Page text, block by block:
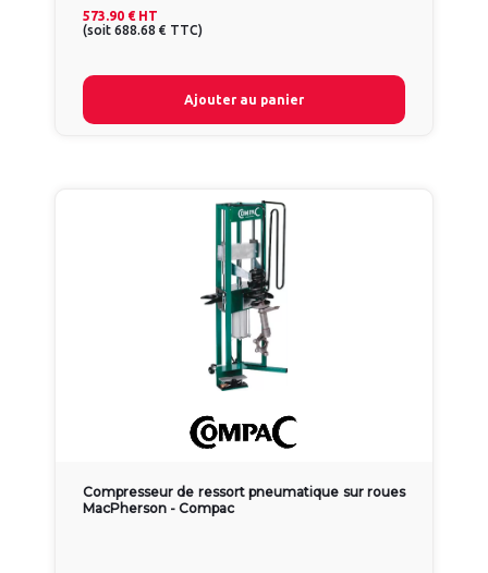
573.90 € HT
(soit 688.68 € TTC)
Ajouter au panier
Compresseur de ressort pneumatique sur roues
MacPherson - Compac